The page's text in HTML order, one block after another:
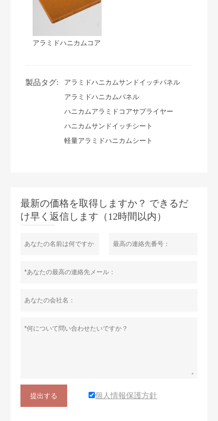
アラミドハニカムコア
製品タグ:
アラミドハニカムサンドイッチパネル
アラミドハニカムパネル
ハニカムアラミドコアサプライヤー
ハニカムサンドイッチシート
軽量アラミドハニカムシート
最新の価格を取得しますか？ できるだ
け早く返信します（12時間以内）
提出する 個人情報保護方針